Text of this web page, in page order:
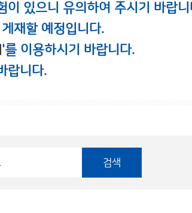
이 있으니 유의하여 주시기 바랍니
재할 예정입니다.
'를 이용하시기 바랍니다.
랍니다.
검색